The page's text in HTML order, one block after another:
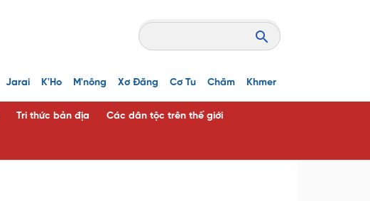
Jarai K'Ho M'nông Xơ Đăng Cơ Tu Chăm Khmer
Tri thức bản địa Các dân tộc trên thế giới